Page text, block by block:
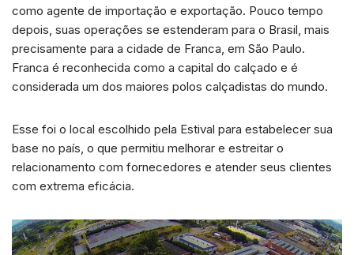
como agente de importação e exportação. Pouco tempo
depois, suas operações se estenderam para o Brasil, mais
precisamente para a cidade de Franca, em São Paulo.
Franca é reconhecida como a capital do calçado e é
considerada um dos maiores polos calçadistas do mundo.
Esse foi o local escolhido pela Estival para estabelecer sua
base no país, o que permitiu melhorar e estreitar o
relacionamento com fornecedores e atender seus clientes
com extrema eficácia.